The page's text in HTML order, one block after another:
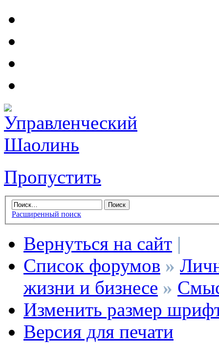
Пропустить
Расширенный поиск
Вернуться на сайт |
Список форумов »
жизни и бизнесе »
Изменить размер
Версия для печати